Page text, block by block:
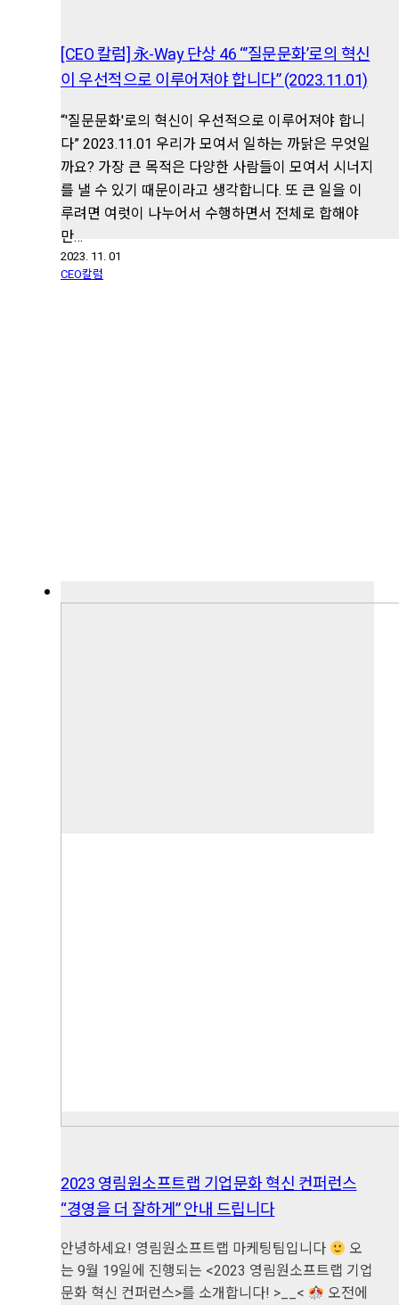
[CEO 칼럼] 永-Way 단상 46 “’질문문화’로의 혁신
이 우선적으로 이루어져야 합니다” (2023.11.01)
“'질문문화'로의 혁신이 우선적으로 이루어져야 합니
다” 2023.11.01 우리가 모여서 일하는 까닭은 무엇일
까요? 가장 큰 목적은 다양한 사람들이 모여서 시너지
를 낼 수 있기 때문이라고 생각합니다. 또 큰 일을 이
루려면 여럿이 나누어서 수행하면서 전체로 합해야
만…
2023. 11. 01
CEO칼럼
2023 영림원소프트랩 기업문화 혁신 컨퍼런스
“경영을 더 잘하게” 안내 드립니다
안녕하세요! 영림원소프트랩 마케팅팀입니다
오
는 9월 19일에 진행되는 <2023 영림원소프트랩 기업
문화 혁신 컨퍼런스>를 소개합니다! >__<
오전에